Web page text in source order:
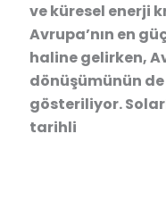
ve küresel enerji
Avrupa’nın en
haline gelirken,
dönüşümünün de
gösteriliyor.
tarihli